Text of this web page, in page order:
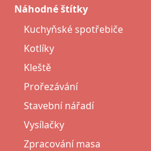
Náhodné štítky
Kuchyňské spotřebiče
Kotlíky
Kleště
Prořezávání
Stavební nářadí
Vysílačky
Zpracování masa